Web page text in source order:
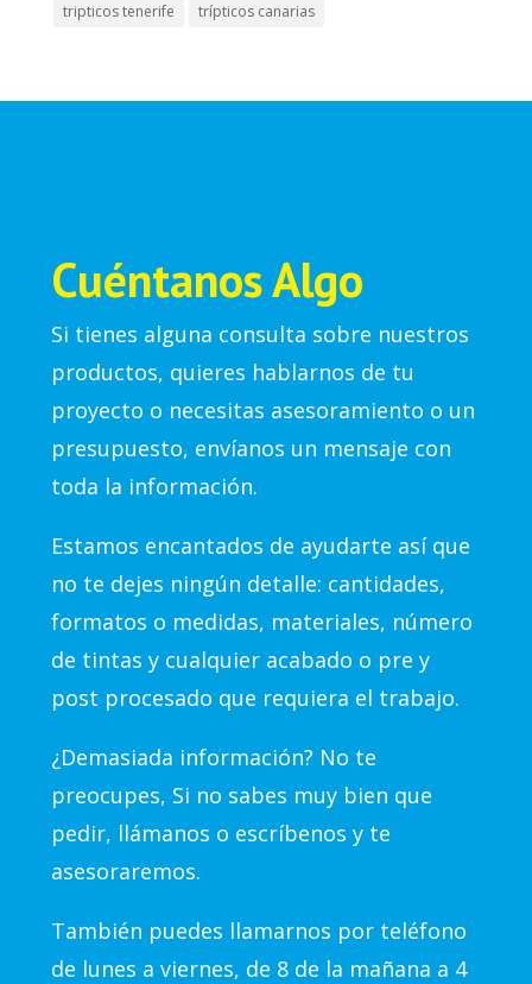
tripticos tenerife
trípticos canarias
Cuéntanos Algo
Si tienes alguna consulta sobre nuestros
productos, quieres hablarnos de tu
proyecto o necesitas asesoramiento o un
presupuesto, envíanos un mensaje con
toda la información.
Estamos encantados de ayudarte así que
no te dejes ningún detalle: cantidades,
formatos o medidas, materiales, número
de tintas y cualquier acabado o pre y
post procesado que requiera el trabajo.
¿Demasiada información? No te
preocupes, Si no sabes muy bien que
pedir, llámanos o escríbenos y te
asesoraremos.
También puedes llamarnos por teléfono
de lunes a viernes, de 8 de la mañana a 4